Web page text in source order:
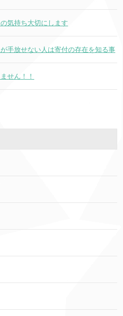
気持ち大切にします
手放せない人は寄付の存在を知る事
せん！！